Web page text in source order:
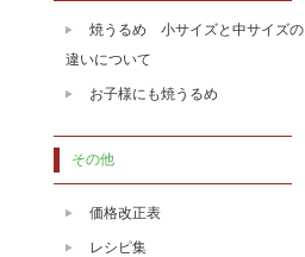
焼うるめ 小サイズと中サイズの
違いについて
お子様にも焼うるめ
その他
価格改正表
レシピ集